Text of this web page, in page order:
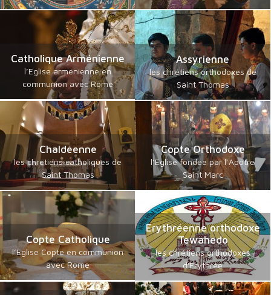
Catholique Arménienne
l’Eglise arménienne en
communion avec Rome
Assyrienne
les chrétiens orthodoxes de
Saint Thomas
Chaldéenne
les chrétiens catholiques de
Saint Thomas
Copte Orthodoxe
l’Eglise fondée par l’Apôtre
Saint Marc
Copte Catholique
l’Eglise Copte en communion
avec Rome
Erythréenne orthodoxe
Tewahedo
les chrétiens orthodoxes
d'Erythrée